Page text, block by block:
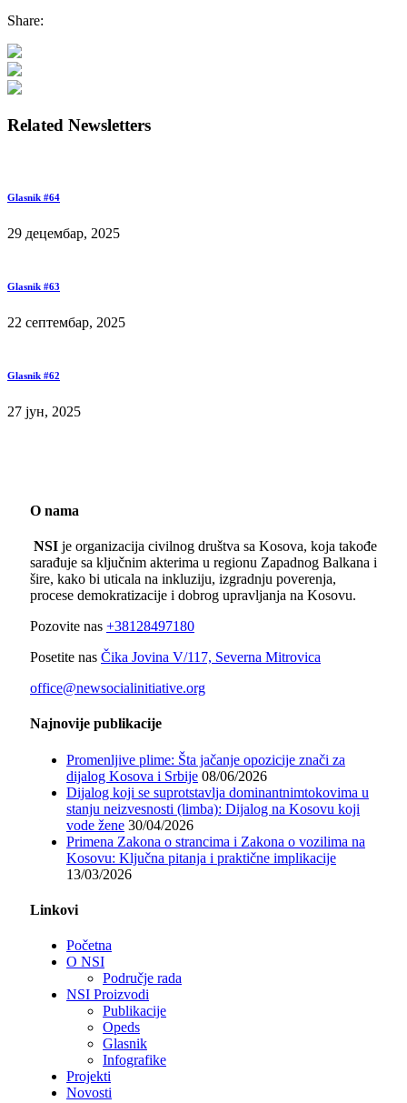
Share:
Related Newsletters
Glasnik #64
29 децембар, 2025
Glasnik #63
22 септембар, 2025
Glasnik #62
27 јун, 2025
O nama
NSI je organizacija civilnog društva sa Kosova, koja takođe
sarađuje sa ključnim akterima u regionu Zapadnog Balkana i
šire, kako bi uticala na inkluziju, izgradnju poverenja,
procese demokratizacije i dobrog upravljanja na Kosovu.
Pozovite nas +38128497180
Posetite nas Čika Jovina V/117, Severna Mitrovica
office@newsocialinitiative.org
Najnovije publikacije
Promenljive plime: Šta jačanje opozicije znači za
dijalog Kosova i Srbije 08/06/2026
Dijalog koji se suprotstavlja dominantnimtokovima u
stanju neizvesnosti (limba): Dijalog na Kosovu koji
vode žene 30/04/2026
Primena Zakona o strancima i Zakona o vozilima na
Kosovu: Ključna pitanja i praktične implikacije
13/03/2026
Linkovi
Početna
O NSI
Područje rada
NSI Proizvodi
Publikacije
Opeds
Glasnik
Infografike
Projekti
Novosti